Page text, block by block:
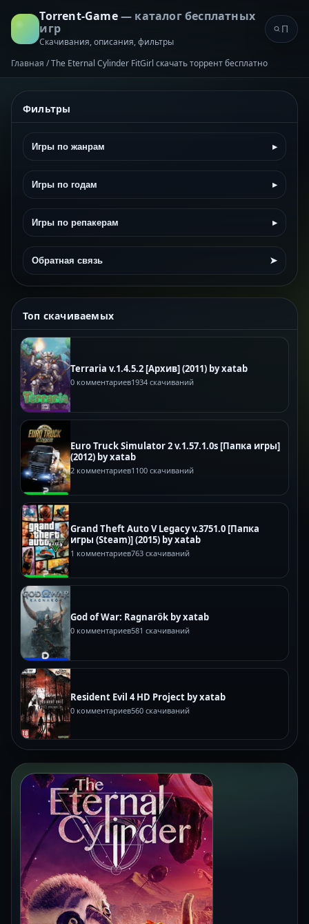
Torrent-Game— каталог бесплатных
игр
Скачивания, описания, фильтры
Главная /The Eternal Cylinder FitGirl скачать торрент бесплатно
Фильтры
Игры по жанрам ▸
Игры по годам ▸
Игры по репакерам ▸
Обратная связь ➤
Топ скачиваемых
Terraria v.1.4.5.2 [Архив] (2011) by xatab
0 комментариев1934 скачиваний
Euro Truck Simulator 2 v.1.57.1.0s [Папка игры]
(2012) by xatab
2 комментариев1100 скачиваний
Grand Theft Auto V Legacy v.3751.0 [Папка
игры (Steam)] (2015) by xatab
1 комментариев763 скачиваний
God of War: Ragnarök by xatab
0 комментариев581 скачиваний
Resident Evil 4 HD Project by xatab
0 комментариев560 скачиваний